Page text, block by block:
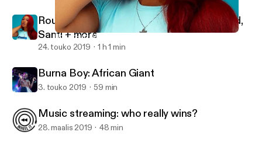
Round-up: Megan Thee Stallion, DJ Khaled, Santi + more
Wheel It
Round-up: Megan Thee Stallion, DJ Khaled,
Santi + more
24. touko 2019 1 h 1 min
Burna Boy: African Giant
3. touko 2019 59 min
Music streaming: who really wins?
28. maalis 2019 48 min